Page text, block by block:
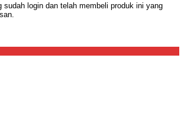
sudah login dan telah membeli produk ini yang